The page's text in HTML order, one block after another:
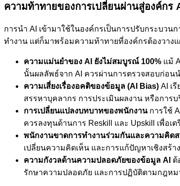
ความท้าทายของการเปลี่ยนผ่านสู่องค์กร
การนำ AI เข้ามาใช้ในองค์กรเป็นการปรับกระบว
ทำงาน แต่ก็มาพร้อมความท้าทายที่องค์กรต้องวาง
ความแม่นยำของ AI ยังไม่สมบูรณ์ 100% แม้
นั้นผลลัพธ์จาก AI ควรผ่านการตรวจสอบก่อน
ความเสี่ยงเรื่องอคติของข้อมูล (AI Bias) AI เ
สรรหาบุคลากร การประเมินผลงาน หรือการ
การเปลี่ยนแปลงบทบาทของพนักงาน การใช้
ควรลงทุนด้านการ Reskill และ Upskill เพื่อเ
พนักงานขาดการทำงานร่วมกันและความคิดส
เปลี่ยนความคิดเห็น และการแก้ปัญหาเชิงสร้า
ความกังวลด้านความปลอดภัยของข้อมูล AI ต้
รักษาความปลอดภัย และการปฏิบัติตามกฎห